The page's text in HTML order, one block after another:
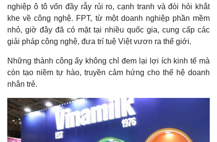
nghiệp ô tô vốn đầy rẫy rủi ro, cạnh tranh và đòi hỏi khắt
khe về công nghệ. FPT, từ một doanh nghiệp phần mềm
nhỏ, giờ đây đã có mặt tại nhiều quốc gia, cung cấp các
giải pháp công nghệ, đưa trí tuệ Việt vươn ra thế giới.
Những thành công ấy không chỉ đem lại lợi ích kinh tế mà
còn tạo niềm tự hào, truyền cảm hứng cho thế hệ doanh
nhân trẻ.